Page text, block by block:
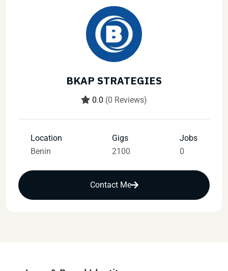
BKAP STRATEGIES
0.0 (0 Reviews)
Location
Benin
Gigs
2100
Jobs
0
Contact Me